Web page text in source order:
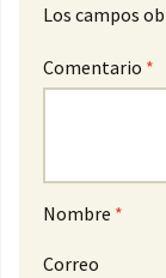
Los campos
Comentario *
Nombre *
Correo